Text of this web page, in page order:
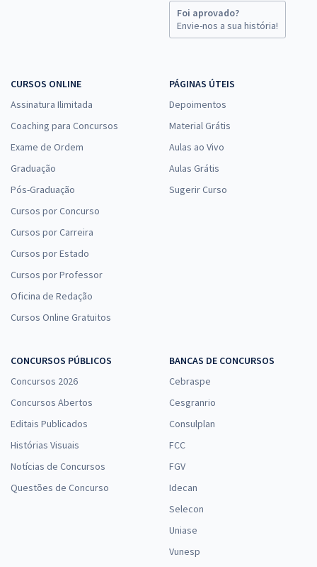
Foi aprovado?
Envie-nos a sua história!
CURSOS ONLINE
Assinatura Ilimitada
Coaching para Concursos
Exame de Ordem
Graduação
Pós-Graduação
Cursos por Concurso
Cursos por Carreira
Cursos por Estado
Cursos por Professor
Oficina de Redação
Cursos Online Gratuitos
PÁGINAS ÚTEIS
Depoimentos
Material Grátis
Aulas ao Vivo
Aulas Grátis
Sugerir Curso
CONCURSOS PÚBLICOS
Concursos 2026
Concursos Abertos
Editais Publicados
Histórias Visuais
Notícias de Concursos
Questões de Concurso
BANCAS DE CONCURSOS
Cebraspe
Cesgranrio
Consulplan
FCC
FGV
Idecan
Selecon
Uniase
Vunesp